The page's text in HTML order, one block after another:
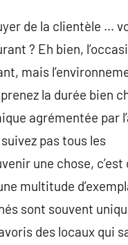
de la clientèle …
? Eh bien,
mais
la durée bien
agrémentée par
pas tous les
une chose, c’est
multitude
sont souvent
des locaux qui